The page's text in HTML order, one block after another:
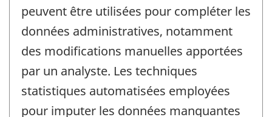
peuvent être utilisées pour compléter les
données administratives, notamment
des modifications manuelles apportées
par un analyste. Les techniques
statistiques automatisées employées
pour imputer les données manquantes